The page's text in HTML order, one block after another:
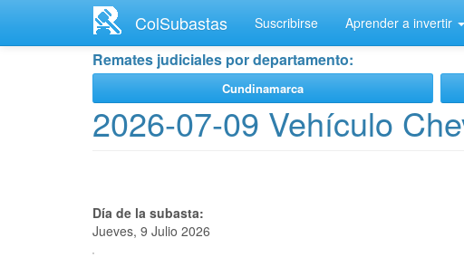
contenido
ColSubastas Suscribirse Aprender a invertir
Remates judiciales por departamento:
Cundinamarca
2026-07-09 Vehículo
Día de la subasta:
Jueves, 9 Julio 2026